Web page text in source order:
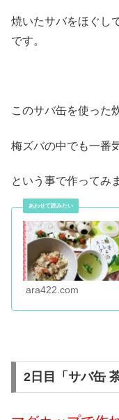
焼いたサバをほぐし
です。
このサバ缶を使った
梅ズバの中でも一番
という事で作ってみ
ara422.com
2日目「サバ缶